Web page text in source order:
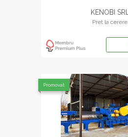
KENOBI SRL
Pret la cerere
Promovat